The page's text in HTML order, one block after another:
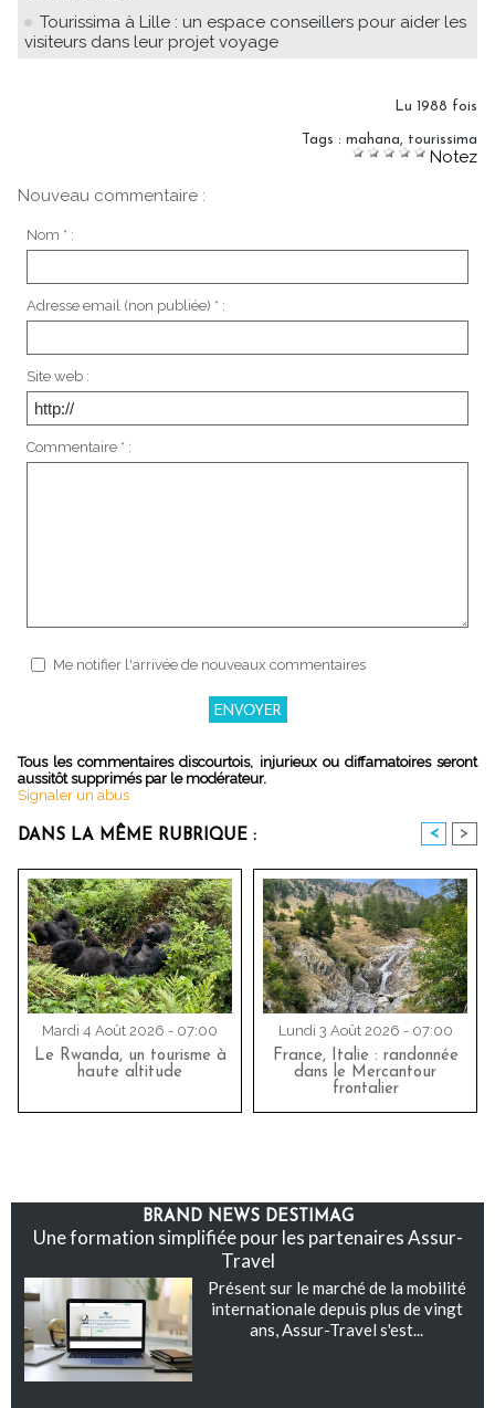
Tourissima à Lille : un espace conseillers pour aider les
visiteurs dans leur projet voyage
Lu 1988 fois
Tags : mahana, tourissima
Notez
Nouveau commentaire :
Nom * :
Adresse email (non publiée) * :
Site web :
Commentaire * :
Me notifier l'arrivée de nouveaux commentaires
Tous les commentaires discourtois, injurieux ou diffamatoires seront
aussitôt supprimés par le modérateur.
Signaler un abus
DANS LA MÊME RUBRIQUE : < >
Mardi 4 Août 2026 - 07:00
Le Rwanda, un tourisme à
haute altitude
Lundi 3 Août 2026 - 07:00
France, Italie : randonnée
dans le Mercantour
frontalier
BRAND NEWS DESTIMAG
Une formation simplifiée pour les partenaires Assur-
Travel
Présent sur le marché de la mobilité
internationale depuis plus de vingt
ans, Assur-Travel s'est...